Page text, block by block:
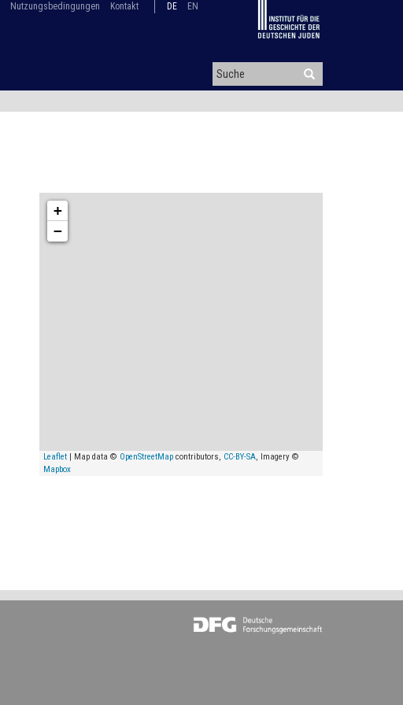
Nutzungsbedingungen Kontakt DE EN
+
−
Leaflet | Map data © OpenStreetMap contributors, CC-BY-SA, Imagery ©
Mapbox